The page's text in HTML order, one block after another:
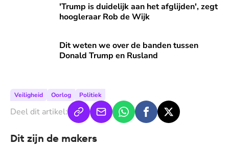
'Trump is duidelijk aan het afglijden', zegt
hoogleraar Rob de Wijk
'Trump is duidelijk aan het afglijden', zegt hoogleraar Rob
Dit weten we over de banden tussen
Donald Trump en Rusland
Dit weten we over de banden tussen Donald Trump en
Veiligheid Oorlog Politiek
Deel dit artikel:
Dit zijn de makers